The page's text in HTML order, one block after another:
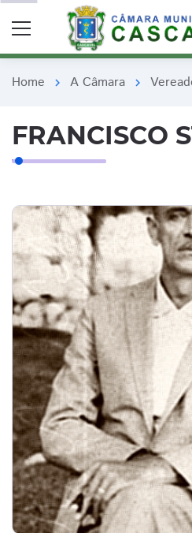
Home chevron_right A Câmara chevron_right
FRANCISCO